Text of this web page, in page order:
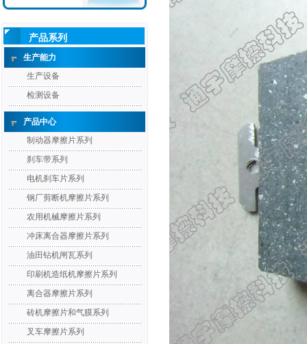
产品系列
生产能力
生产设备
检测设备
产品中心
制动器摩擦片系列
刹车带系列
电机刹车片系列
钢厂剪断机摩擦片系列
农用机械摩擦片系列
冲床离合器摩擦片系列
油田钻机闸瓦系列
印刷机造纸机摩擦片系列
离合器摩擦片系列
砖机摩擦片和气膜系列
叉车摩擦片系列